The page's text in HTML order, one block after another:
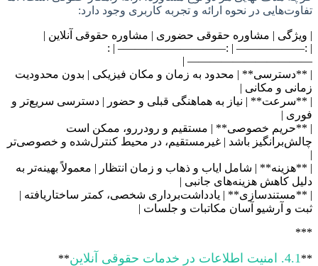
در نحوه ارائه و تجربه کاربری وجود دارد:
| مشاوره حقوقی حضوری | مشاوره حقوقی آنلاین |
| :—————— |
| محدود به زمان و مکان فیزیکی | بدون محدودیت
و مکانی |
| نیاز به هماهنگی قبلی و حضور | دسترسی سریع‌تر و
|
خصوصی** | مستقیم و رودررو، ممکن است
باشد | غیرمستقیم، در محیط کنترل‌شده و خصوصی‌تر
| شامل ایاب و ذهاب و زمان انتظار | معمولاً بهینه‌تر به
کاهش هزینه‌های جانبی |
| یادداشت‌برداری شخصی، کمتر ساختاریافته |
و آرشیو آسان مکاتبات و جلسات |
خدمات حقوقی آنلاین **